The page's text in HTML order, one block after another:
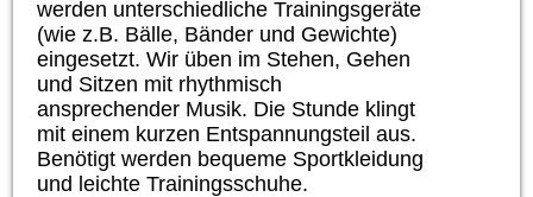
werden unterschiedliche Trainingsgeräte
(wie z.B. Bälle, Bänder und Gewichte)
eingesetzt. Wir üben im Stehen, Gehen
und Sitzen mit rhythmisch
ansprechender Musik. Die Stunde klingt
mit einem kurzen Entspannungsteil aus.
Benötigt werden bequeme Sportkleidung
und leichte Trainingsschuhe.